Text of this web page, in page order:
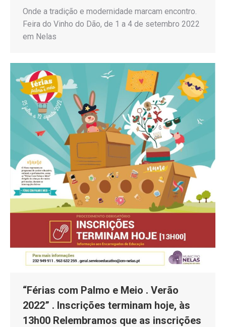
Onde a tradição e modernidade marcam encontro.
Feira do Vinho do Dão, de 1 a 4 de setembro 2022
em Nelas
“Férias com Palmo e Meio . Verão
2022” . Inscrições terminam hoje, às
13h00 Relembramos que as inscrições